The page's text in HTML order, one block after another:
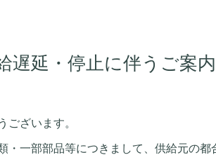
遅延・停止に伴うご案内
ございます。
・一部部品等につきまして、供給元の